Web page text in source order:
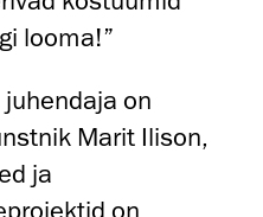
looma!”
on
Marit Ilison,
ja